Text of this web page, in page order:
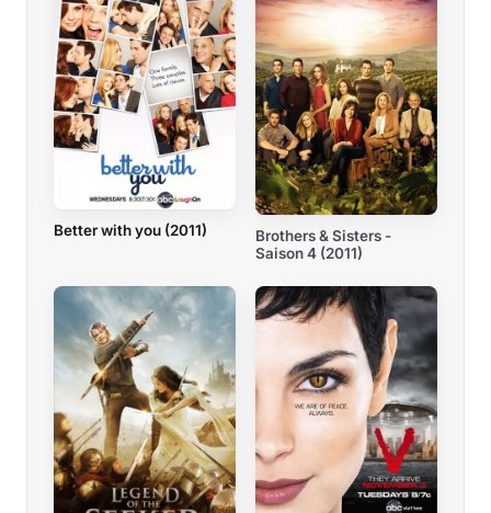
Better with you (2011)
Brothers & Sisters -
Saison 4 (2011)